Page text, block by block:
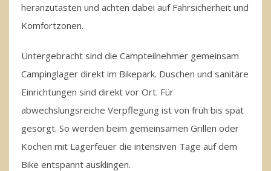
heranzutasten und achten dabei auf Fahrsicherheit und
Komfortzonen.
Untergebracht sind die Campteilnehmer gemeinsam
Campinglager direkt im Bikepark. Duschen und sanitäre
Einrichtungen sind direkt vor Ort. Für
abwechslungsreiche Verpflegung ist von früh bis spät
gesorgt. So werden beim gemeinsamen Grillen oder
Kochen mit Lagerfeuer die intensiven Tage auf dem
Bike entspannt ausklingen.